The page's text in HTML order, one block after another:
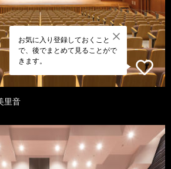
お気に入り登録しておくこと
で、後でまとめて見ることがで
きます。
里音